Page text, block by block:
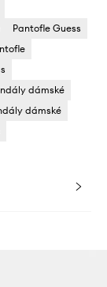
Pantofle Guess
dámské
dámské